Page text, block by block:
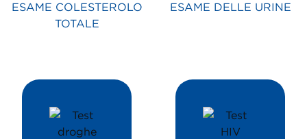
ESAME COLESTEROLO
TOTALE
ESAME DELLE URINE